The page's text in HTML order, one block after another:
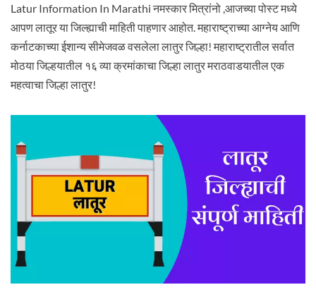
Latur Information In Marathi नमस्कार मित्रांनो ,आजच्या पोस्ट मध्ये
आपण लातूर या जिल्ह्याची माहिती पाहणार आहोत. महाराष्ट्राच्या आग्नेय आणि
कर्नाटकाच्या ईशान्य सीमेजवळ वसलेला लातुर जिल्हा! महाराष्ट्रातील सर्वात
मोठया जिल्हयातील १६ व्या क्रमांकाचा जिल्हा लातुर मराठवाडयातील एक
महत्वाचा जिल्हा लातुर!